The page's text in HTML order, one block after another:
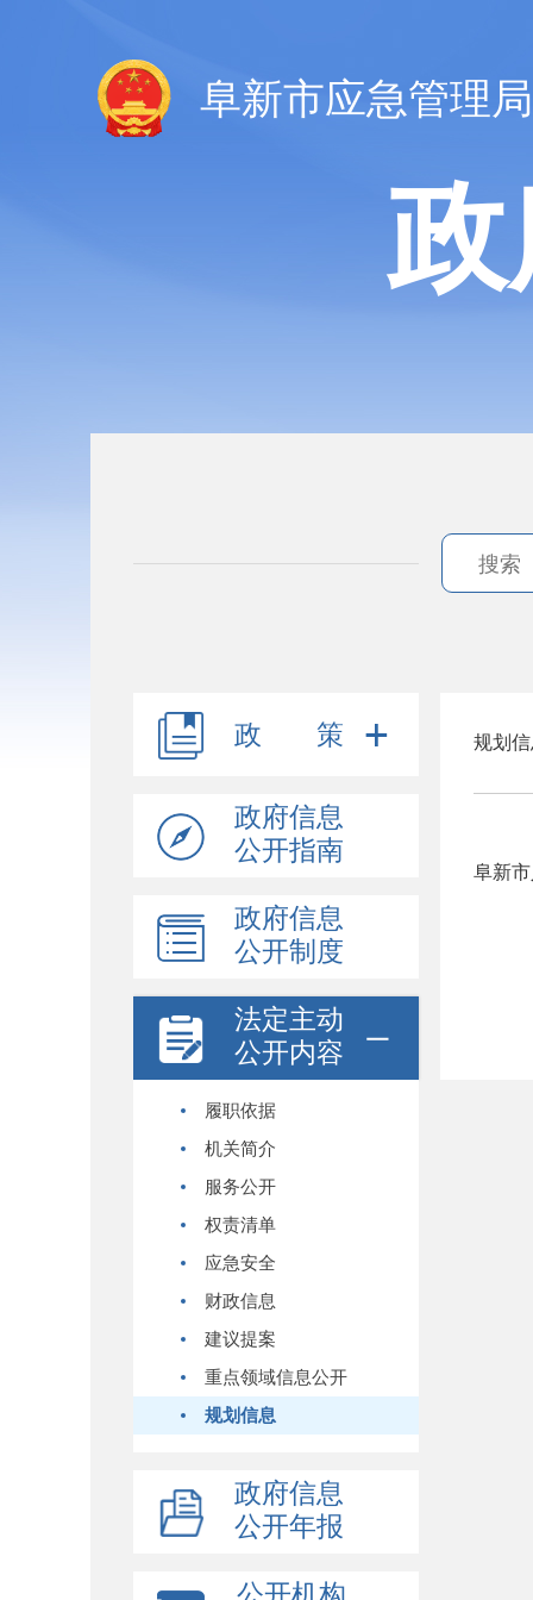
阜新市应急管理局
政 策
政府信息
公开指南
政府信息
公开制度
法定主动
公开内容
履职依据
机关简介
服务公开
权责清单
应急安全
财政信息
建议提案
重点领域信息公开
规划信息
政府信息
公开年报
规划
阜新